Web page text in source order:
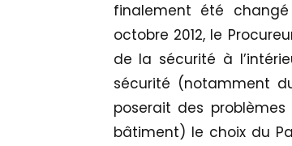
finalement été
octobre 2012, le
de la sécurité à
sécurité (notamment
poserait des
bâtiment) le choix du